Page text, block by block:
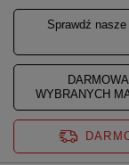
Sprawdź nasze
WYBRANYCH